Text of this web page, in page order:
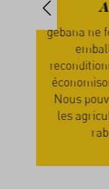
Chez
quand
Vous
soient
Votre
les fruits